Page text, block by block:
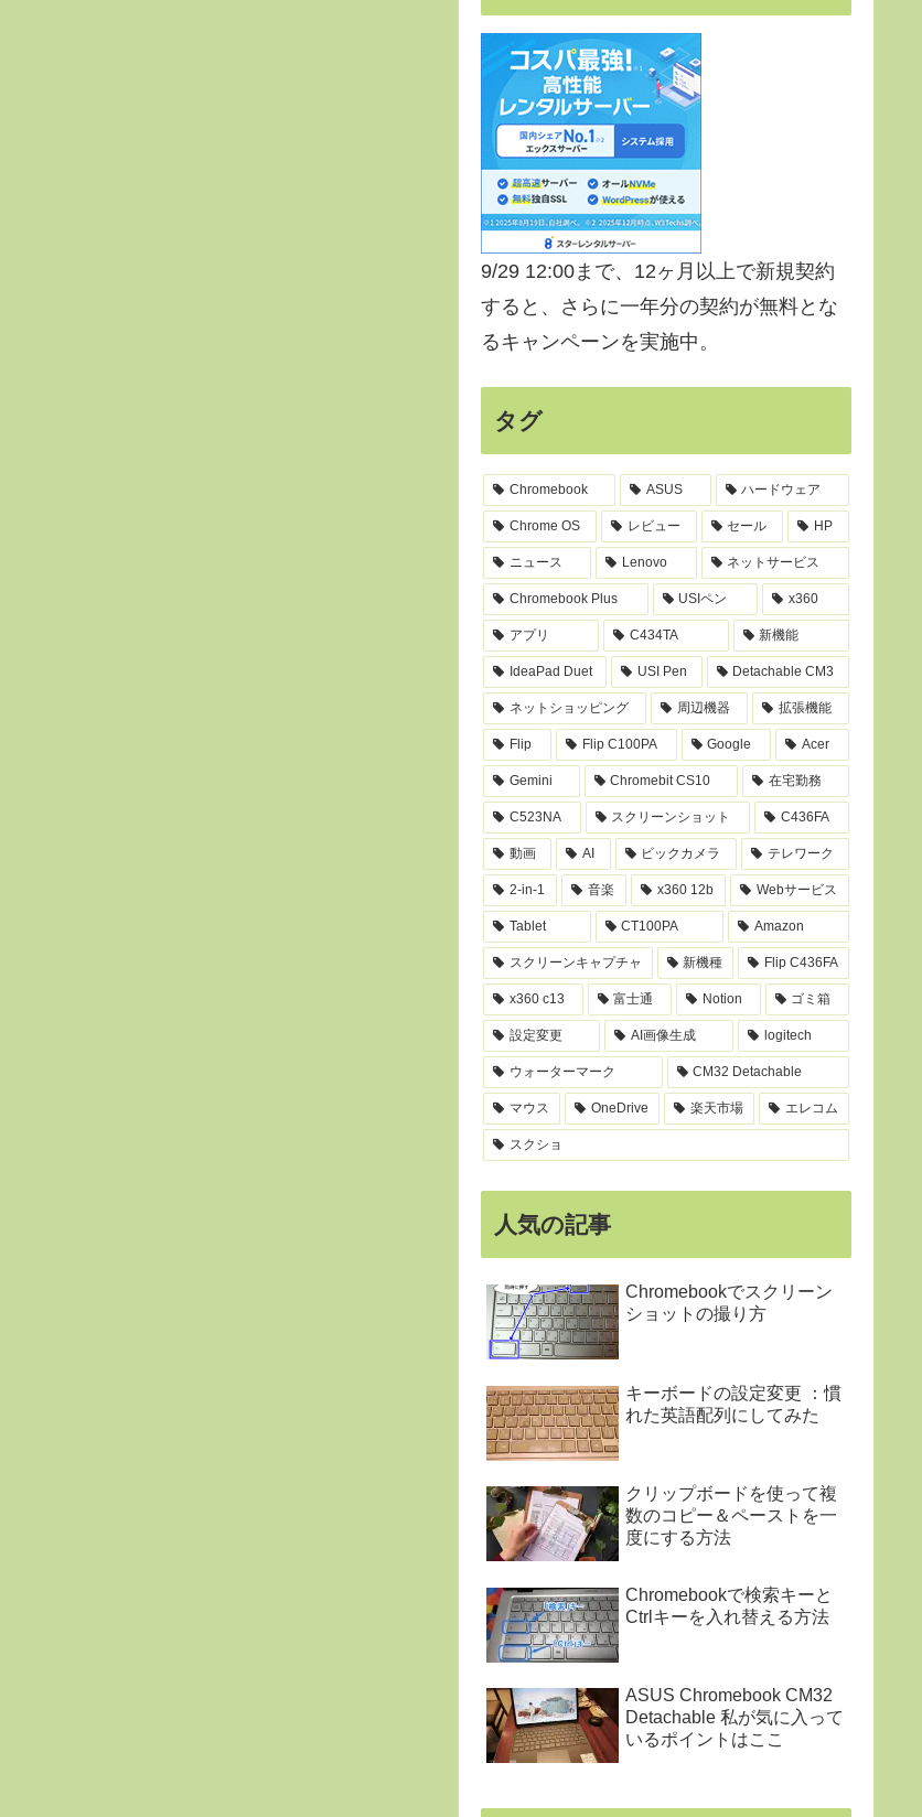
9/29 12:00まで、12ヶ月以上で新規契約
すると、さらに一年分の契約が無料とな
るキャンペーンを実施中。
タグ
Chromebook ASUS ハードウェア
Chrome OS レビュー セール HP
ニュース Lenovo ネットサービス
Chromebook Plus USIペン x360
アプリ C434TA 新機能
IdeaPad Duet USI Pen Detachable CM3
ネットショッピング 周辺機器 拡張機能
Flip Flip C100PA Google Acer
Gemini Chromebit CS10 在宅勤務
C523NA スクリーンショット C436FA
動画 AI ビックカメラ テレワーク
2-in-1 音楽 x360 12b Webサービス
Tablet CT100PA Amazon
スクリーンキャプチャ 新機種 Flip C436FA
x360 c13 富士通 Notion ゴミ箱
設定変更 AI画像生成 logitech
ウォーターマーク CM32 Detachable
マウス OneDrive 楽天市場 エレコム
スクショ
人気の記事
Chromebookでスクリーン
ショットの撮り方
キーボードの設定変更 ：慣
れた英語配列にしてみた
クリップボードを使って複
数のコピー＆ペーストを一
度にする方法
Chromebookで検索キーと
Ctrlキーを入れ替える方法
ASUS Chromebook CM32
Detachable 私が気に入って
いるポイントはここ